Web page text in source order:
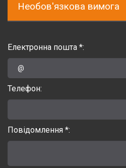
Необов'язкова вимога
Електронна пошта *:
Телефон:
Повідомлення *: